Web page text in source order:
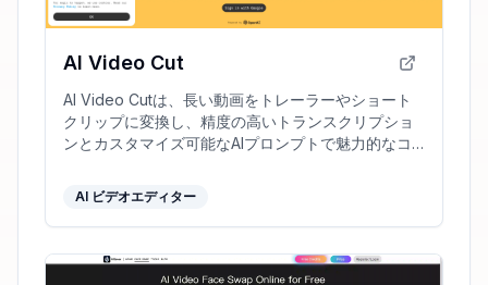
AI Video Cut
AI Video Cutは、長い動画をトレーラーやショート
クリップに変換し、精度の高いトランスクリプショ
ンとカスタマイズ可能なAIプロンプトで魅力的なコ
AI ビデオエディター